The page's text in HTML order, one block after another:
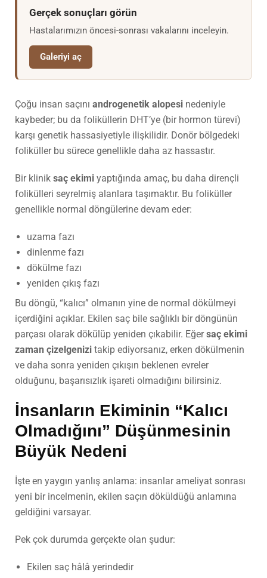
Gerçek sonuçları görün
Hastalarımızın öncesi-sonrası vakalarını inceleyin.
Galeriyi aç
Çoğu insan saçını androgenetik alopesi nedeniyle
kaybeder; bu da foliküllerin DHT’ye (bir hormon türevi)
karşı genetik hassasiyetiyle ilişkilidir. Donör bölgedeki
foliküller bu sürece genellikle daha az hassastır.
Bir klinik saç ekimi yaptığında amaç, bu daha dirençli
folikülleri seyrelmiş alanlara taşımaktır. Bu foliküller
genellikle normal döngülerine devam eder:
uzama fazı
dinlenme fazı
dökülme fazı
yeniden çıkış fazı
Bu döngü, “kalıcı” olmanın yine de normal dökülmeyi
içerdiğini açıklar. Ekilen saç bile sağlıklı bir döngünün
parçası olarak dökülüp yeniden çıkabilir. Eğersaç ekimi
zaman çizelgenizi takip ediyorsanız, erken dökülmenin
ve daha sonra yeniden çıkışın beklenen evreler
olduğunu, başarısızlık işareti olmadığını bilirsiniz.
İnsanların Ekiminin “Kalıcı
Olmadığını” Düşünmesinin
Büyük Nedeni
İşte en yaygın yanlış anlama: insanlar ameliyat sonrası
yeni bir incelmenin, ekilen saçın döküldüğü anlamına
geldiğini varsayar.
Pek çok durumda gerçekte olan şudur:
Ekilen saç hâlâ yerindedir